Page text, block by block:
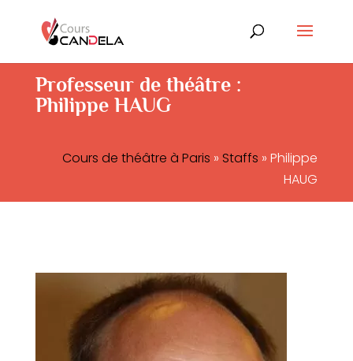
Professeur de théâtre :
Philippe HAUG
Cours de théâtre à Paris »Staffs »Philippe
HAUG